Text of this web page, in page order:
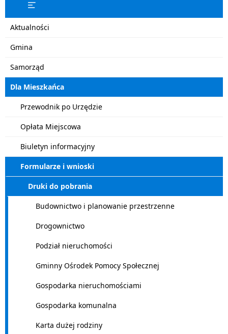
Aktualności
Gmina
Samorząd
Dla Mieszkańca
Przewodnik po Urzędzie
Opłata Miejscowa
Biuletyn informacyjny
Formularze i wnioski
Druki do pobrania
Budownictwo i planowanie przestrzenne
Drogownictwo
Podział nieruchomości
Gminny Ośrodek Pomocy Społecznej
Gospodarka nieruchomościami
Gospodarka komunalna
Karta dużej rodziny